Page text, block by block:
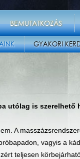
BEMUTATKOZÁS
GYAKORI
utólag is szerelhető
A
vagyis a
teljesen